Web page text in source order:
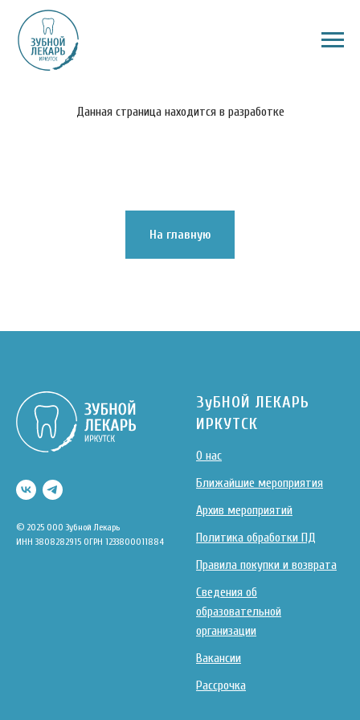
Данная страница находится в разработке
На главную
© 2025 ООО Зубной Лекарь
ИНН 3808282915 ОГРН 1233800011884
ЗуБНОЙ ЛЕКАРЬ
ИРКУТСК
О нас
Ближайшие мероприятия
Архив мероприятий
Политика обработки ПД
Правила покупки и возврата
Сведения об
образовательной
организации
Вакансии
Рассрочка